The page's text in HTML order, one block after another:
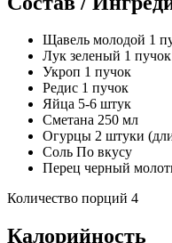
Щавель молодой 1
Лук зеленый 1 пучок
Укроп 1 пучок
Редис 1 пучок
Яйца 5-6 штук
Сметанa 250 мл
Огурцы 2 штуки
Соль По вкусу
Перец черный
Количество порций 4
Калорийность